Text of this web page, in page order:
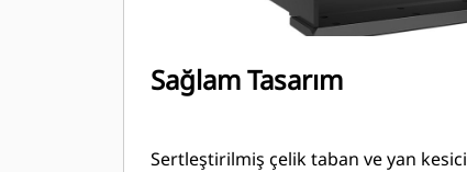
Sağlam Tasarım
Sertleştirilmiş çelik taban ve yan kesici